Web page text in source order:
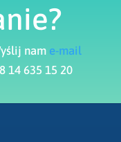
nam e-mail
14 635 15 20